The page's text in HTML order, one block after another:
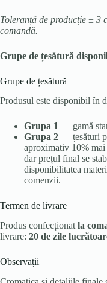
Toleranță de producție ± 3
comandă.
Grupe de țesătură
Grupe de țesătură
Produsul este disponibil în
Grupa 1 — gamă
Grupa 2 — țesături
aproximativ 10% mai
dar prețul final se
disponibilitatea
comenzii.
Termen de livrare
Produs confecționat la
livrare: 20 de zile
Observații